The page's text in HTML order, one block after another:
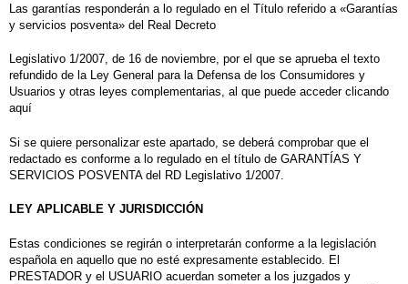
Las garantías responderán a lo regulado en el Título referido a «Garantías
y servicios posventa» del Real Decreto
Legislativo 1/2007, de 16 de noviembre, por el que se aprueba el texto
refundido de la Ley General para la Defensa de los Consumidores y
Usuarios y otras leyes complementarias, al que puede acceder clicando
aquí
Si se quiere personalizar este apartado, se deberá comprobar que el
redactado es conforme a lo regulado en el título de GARANTÍAS Y
SERVICIOS POSVENTA del RD Legislativo 1/2007.
LEY APLICABLE Y JURISDICCIÓN
Estas condiciones se regirán o interpretarán conforme a la legislación
española en aquello que no esté expresamente establecido. El
PRESTADOR y el USUARIO acuerdan someter a los juzgados y